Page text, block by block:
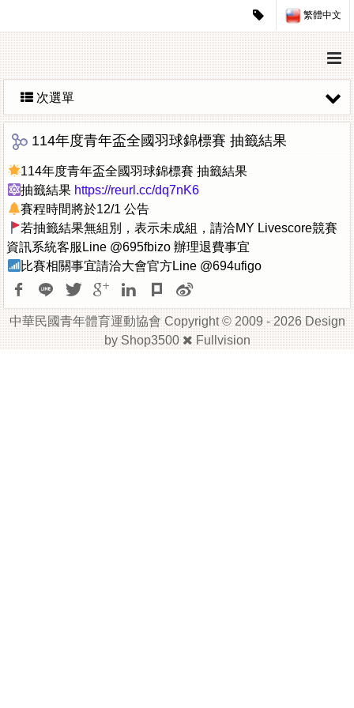
繁體中文
次選單
114年度青年盃全國羽球錦標賽 抽籤結果
114年度青年盃全國羽球錦標賽 抽籤結果
抽籤結果 https://reurl.cc/dq7nK6
賽程時間將於12/1 公告
若抽籤結果無組別，表示未成組，請洽MY Livescore競賽
資訊系統客服Line @695fbizo 辦理退費事宜
比賽相關事宜請洽大會官方Line @694ufigo
中華民國青年體育運動協會 Copyright © 2009 - 2026 Design
byShop3500 Fullvision